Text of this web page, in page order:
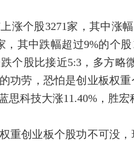
个股3271家，其中涨幅
，其中跌幅超过9%的个
个股比接近5:3，多方略
功劳，恐怕是创业板权
思科技大涨11.40%，胜
创业板个股功不可没，